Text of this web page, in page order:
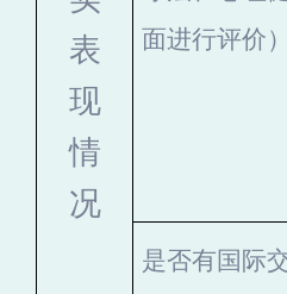
表
现
情
况
面进行评价）
是否有国际